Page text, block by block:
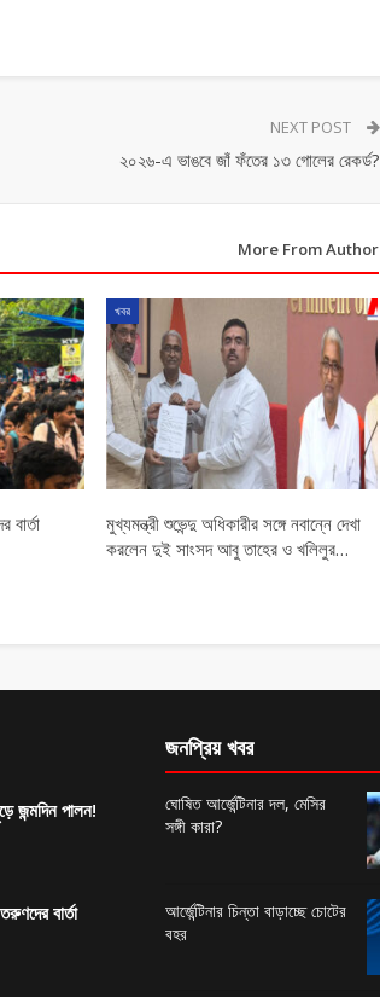
NEXT POST
২০২৬-এ ভাঙবে জাঁ ফঁতের ১৩ গোলের রেকর্ড?
More From Author
খবর
মুখ্যমন্ত্রী শুভেন্দু অধিকারীর সঙ্গে নবান্নে দেখা
করলেন দুই সাংসদ আবু তাহের ও খলিলুর…
জন্মদিন পালন!
বার্তা
জনপ্রিয় খবর
ঘোষিত আর্জেন্টিনার দল, মেসির
সঙ্গী কারা?
আর্জেন্টিনার চিন্তা বাড়াচ্ছে চোটের
বহর